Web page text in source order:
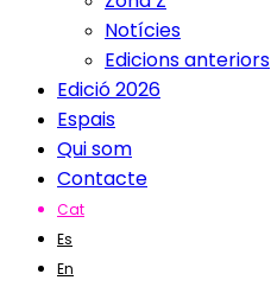
Notícies
Edicions anteriors
Edició 2026
Espais
Qui som
Contacte
Cat
Es
En